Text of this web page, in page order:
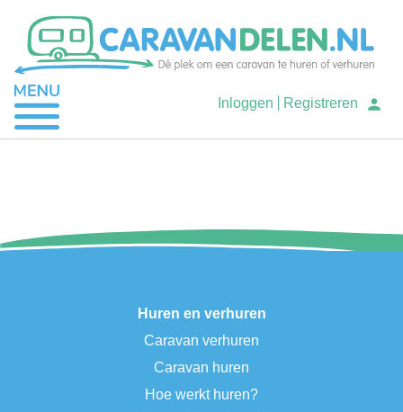
Je caravan verhuren
Inloggen Registreren
Huren en verhuren
Caravan verhuren
Caravan huren
Hoe werkt huren?